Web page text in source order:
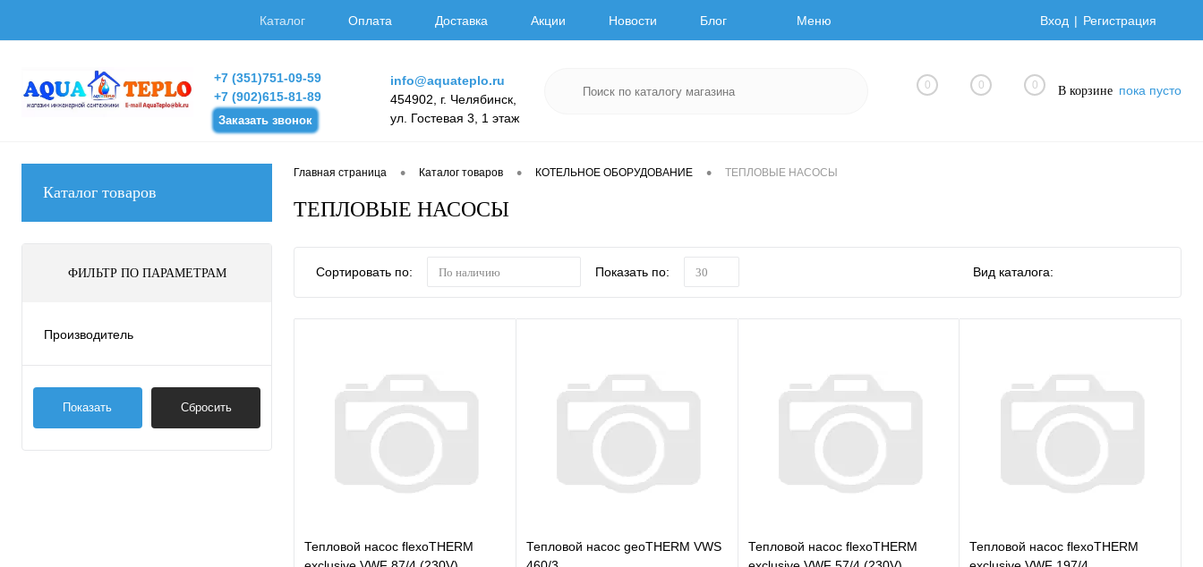
Каталог Оплата Доставка Акции Новости Блог Меню Вход Регистрация
+7 (351)751-09-59
+7 (902)615-81-89
Заказать звонок
info@aquateplo.ru
454902, г. Челябинск,
ул. Гостевая 3, 1 этаж
0 0 0 В корзине пока пусто
Каталог товаров
ФИЛЬТР ПО ПАРАМЕТРАМ
Производитель
Показать Сбросить
Главная страница • Каталог товаров • КОТЕЛЬНОЕ ОБОРУДОВАНИЕ • ТЕПЛОВЫЕ НАСОСЫ
ТЕПЛОВЫЕ НАСОСЫ
Сортировать по: По наличию Показать по: 30 Вид каталога:
Тепловой насос flexoTHERM
Тепловой насос geoTHERM VWS
Тепловой насос flexoTHERM
Тепловой насос flexoTHERM